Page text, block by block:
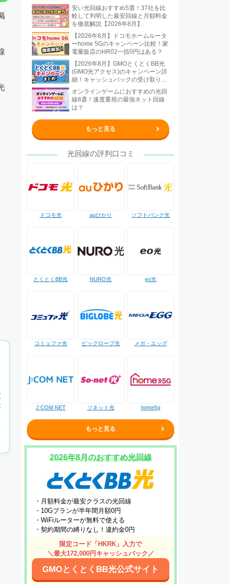
安い光回線おすすめ5選！37社を比
較して判明した最安回線と月額料金
を徹底解説【2026年8月】
【2026年8月】ドコモホームルータ
ーhome 5Gのキャンペーン比較！家
電量販店のHR02一括0円はある？
【2026年8月】GMOとくとくBB光
(GMO光アクセス)のキャンペーン詳
細！キャッシュバックの受け取り方
法も解説
オンラインゲームにおすすめの光回
線8選！速度重視の最強ネット回線
は？
もっと見る
光回線の評判口コミ
ドコモ光 auひかり ソフトバンク光
とくとくBB光 NURO光 eo光
コミュファ光 ビッグローブ光 メガ・エッグ
J:COM NET ソネット光 home5g
もっと見る
2026年8月のおすすめ光回線
・月額料金が最安クラスの光回線
・10Gプランが半年間月額0円
・WiFiルーターが無料で使える
・契約期間の縛りなし！違約金0円
限定コード「HKRK」入力で
＼最大172,000円キャッシュバック／
GMOとくとくBB光公式サイト